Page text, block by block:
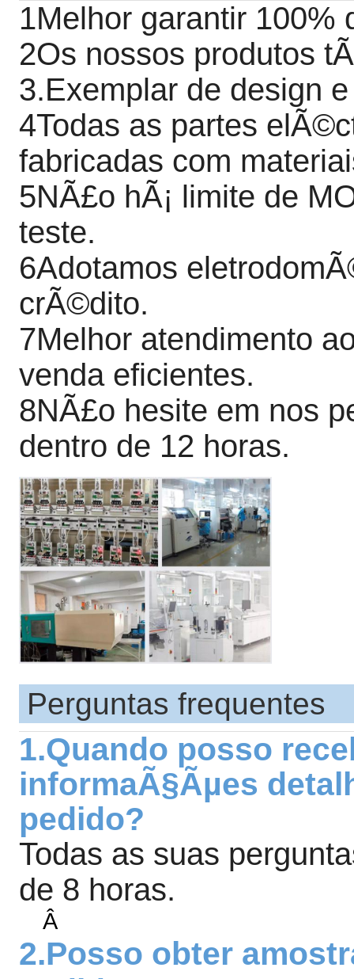
1Melhor garantir 100%
2Os nossos produtos
3.Exemplar de design
4Todas as partes
fabricadas com
5NÃ£o hÃ¡ limite de
teste.
6Adotamos
crÃ©dito.
7Melhor atendimento
venda eficientes.
8NÃ£o hesite em nos
dentro de 12 horas.
Perguntas frequentes
1.Quando posso
informaÃ§Ãµes
pedido?
Todas as suas
de 8 horas.
Â
2.Posso obter